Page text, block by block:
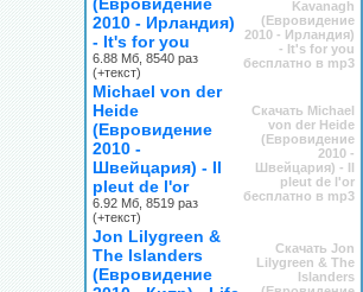
(Евровидение
2010 - Ирландия)
- It's for you
6.88 Мб, 8540 раз
(+текст)
Kavanagh
(Евровидение
2010 - Ирландия)
- It's for you
бесплатно в mp3
Michael von der
Heide
(Евровидение
2010 -
Швейцария) - Il
pleut de l'or
6.92 Мб, 8519 раз
(+текст)
Скачать Michael
von der Heide
(Евровидение
2010 -
Швейцария) - Il
pleut de l'or
бесплатно в mp3
Jon Lilygreen &
The Islanders
(Евровидение
Скачать Jon
Lilygreen & The
Islanders